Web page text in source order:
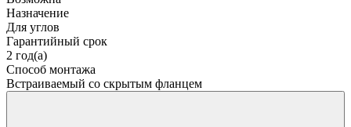
Назначение
Для углов
Гарантийный срок
2 год(а)
Способ монтажа
Встраиваемый со скрытым фланцем